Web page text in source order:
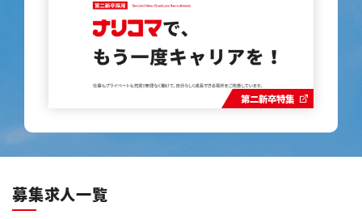
第二新卒特集
募集求人一覧